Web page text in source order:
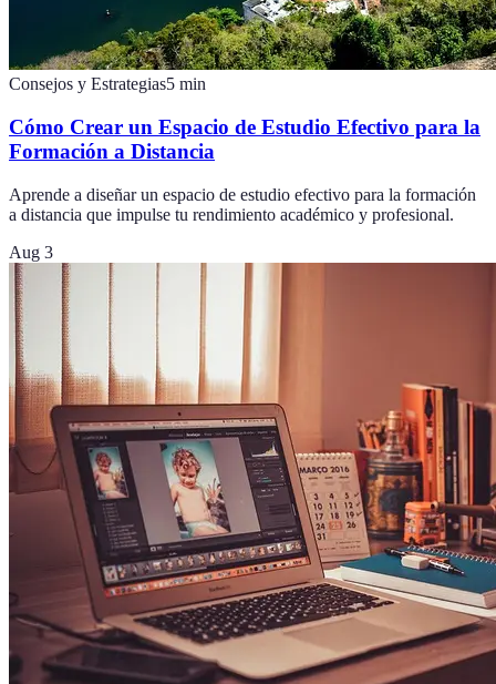
Consejos y Estrategias5 min
Cómo Crear un Espacio de Estudio Efectivo para la
Formación a Distancia
Aprende a diseñar un espacio de estudio efectivo para la formación
a distancia que impulse tu rendimiento académico y profesional.
Aug 3